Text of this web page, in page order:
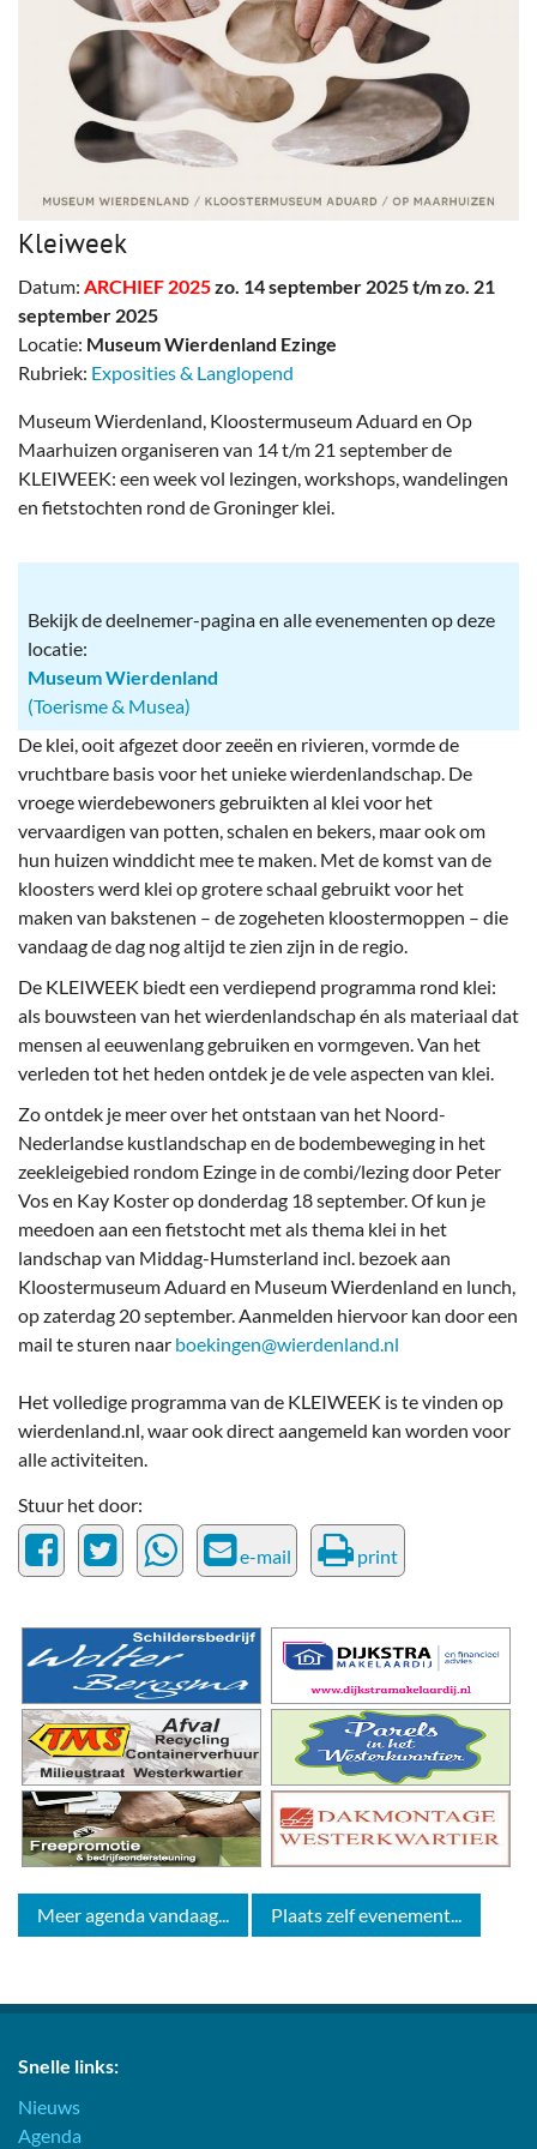
Kleiweek
Datum: ARCHIEF 2025zo. 14 september 2025 t/m zo. 21
september 2025
Locatie: Museum Wierdenland Ezinge
Rubriek: Exposities & Langlopend
Museum Wierdenland, Kloostermuseum Aduard en Op
Maarhuizen organiseren van 14 t/m 21 september de
KLEIWEEK: een week vol lezingen, workshops, wandelingen
en fietstochten rond de Groninger klei.
Bekijk de deelnemer-pagina en alle evenementen op deze
locatie:
Museum Wierdenland
(Toerisme & Musea)
De klei, ooit afgezet door zeeën en rivieren, vormde de
vruchtbare basis voor het unieke wierdenlandschap. De
vroege wierdebewoners gebruikten al klei voor het
vervaardigen van potten, schalen en bekers, maar ook om
hun huizen winddicht mee te maken. Met de komst van de
kloosters werd klei op grotere schaal gebruikt voor het
maken van bakstenen – de zogeheten kloostermoppen – die
vandaag de dag nog altijd te zien zijn in de regio.
De KLEIWEEK biedt een verdiepend programma rond klei:
als bouwsteen van het wierdenlandschap én als materiaal dat
mensen al eeuwenlang gebruiken en vormgeven. Van het
verleden tot het heden ontdek je de vele aspecten van klei.
Zo ontdek je meer over het ontstaan van het Noord-
Nederlandse kustlandschap en de bodembeweging in het
zeekleigebied rondom Ezinge in de combi/lezing door Peter
Vos en Kay Koster op donderdag 18 september. Of kun je
meedoen aan een fietstocht met als thema klei in het
landschap van Middag-Humsterland incl. bezoek aan
Kloostermuseum Aduard en Museum Wierdenland en lunch,
op zaterdag 20 september. Aanmelden hiervoor kan door een
mail te sturen naar boekingen@wierdenland.nl
Het volledige programma van de KLEIWEEK is te vinden op
wierdenland.nl, waar ook direct aangemeld kan worden voor
alle activiteiten.
Stuur het door:
e-mail print
Meer agenda vandaag... Plaats zelf evenement...
Snelle links:
Nieuws
Agenda